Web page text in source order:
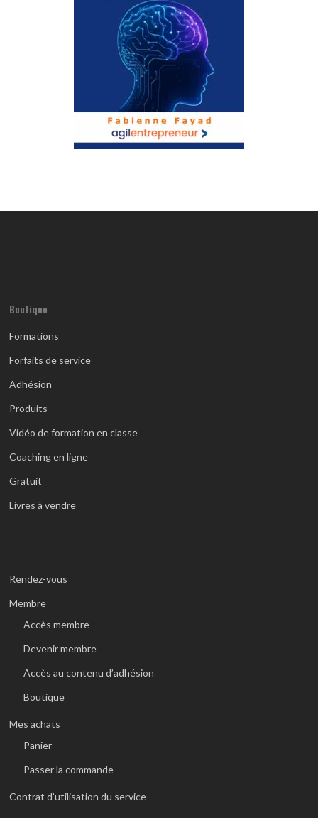
Boutique
Formations
Forfaits de service
Adhésion
Produits
Vidéo de formation en classe
Coaching en ligne
Gratuit
Livres à vendre
Rendez-vous
Membre
Accès membre
Devenir membre
Accès au contenu d’adhésion
Boutique
Mes achats
Panier
Passer la commande
Contrat d’utilisation du service